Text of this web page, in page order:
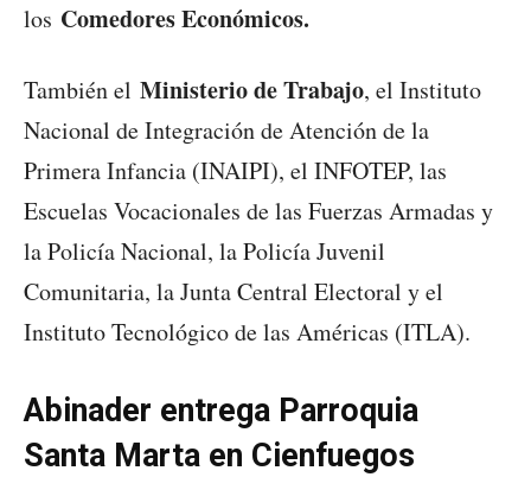
los Comedores Económicos.
También el Ministerio de Trabajo, el Instituto
Nacional de Integración de Atención de la
Primera Infancia (INAIPI), el INFOTEP, las
Escuelas Vocacionales de las Fuerzas Armadas y
la Policía Nacional, la Policía Juvenil
Comunitaria, la Junta Central Electoral y el
Instituto Tecnológico de las Américas (ITLA).
Abinader entrega Parroquia
Santa Marta en Cienfuegos